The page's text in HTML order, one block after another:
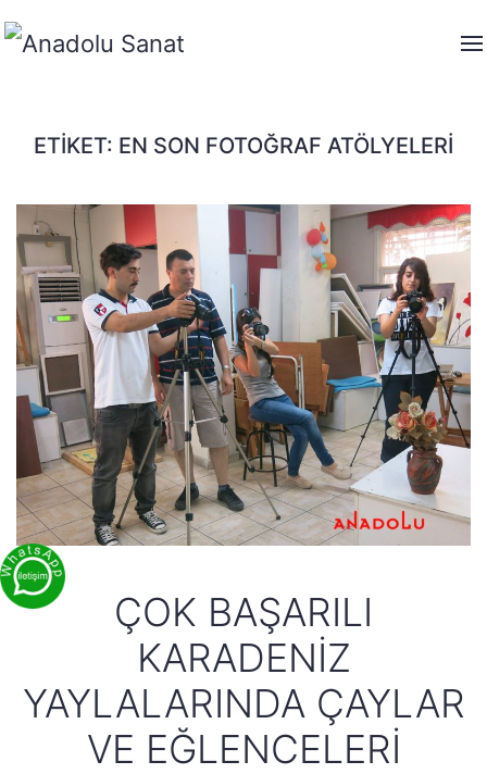
ETIKET: EN SON FOTOĞRAF ATÖLYELERI
ÇOK BAŞARILI
KARADENIZ
YAYLALARINDA ÇAYLAR
VE EĞLENCELERI